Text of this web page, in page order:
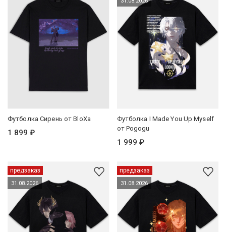
Футболка Сирень от BloXa
1 899 ₽
Футболка I Made You Up Myself
от Pogogu
1 999 ₽
предзаказ
31.08.2026
предзаказ
31.08.2026